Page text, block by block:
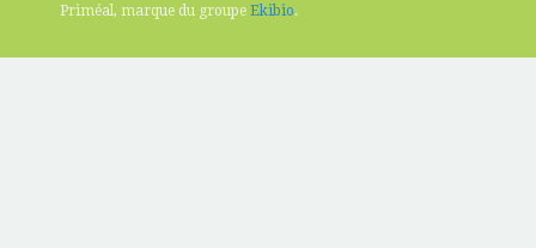
Priméal, marque du groupe Ekibio.